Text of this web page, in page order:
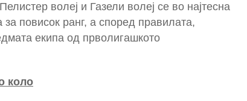
волеј и Газели волеј се во најтесна
повисок ранг, а според правилата,
екипа од прволигашкото
коло